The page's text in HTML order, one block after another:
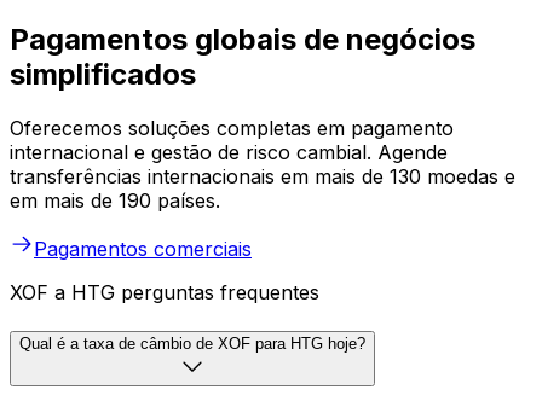
Pagamentos globais de negócios
simplificados
Oferecemos soluções completas em pagamento
internacional e gestão de risco cambial. Agende
transferências internacionais em mais de 130 moedas e
em mais de 190 países.
Pagamentos comerciais
XOF a HTG perguntas frequentes
Qual é a taxa de câmbio de XOF para HTG hoje?